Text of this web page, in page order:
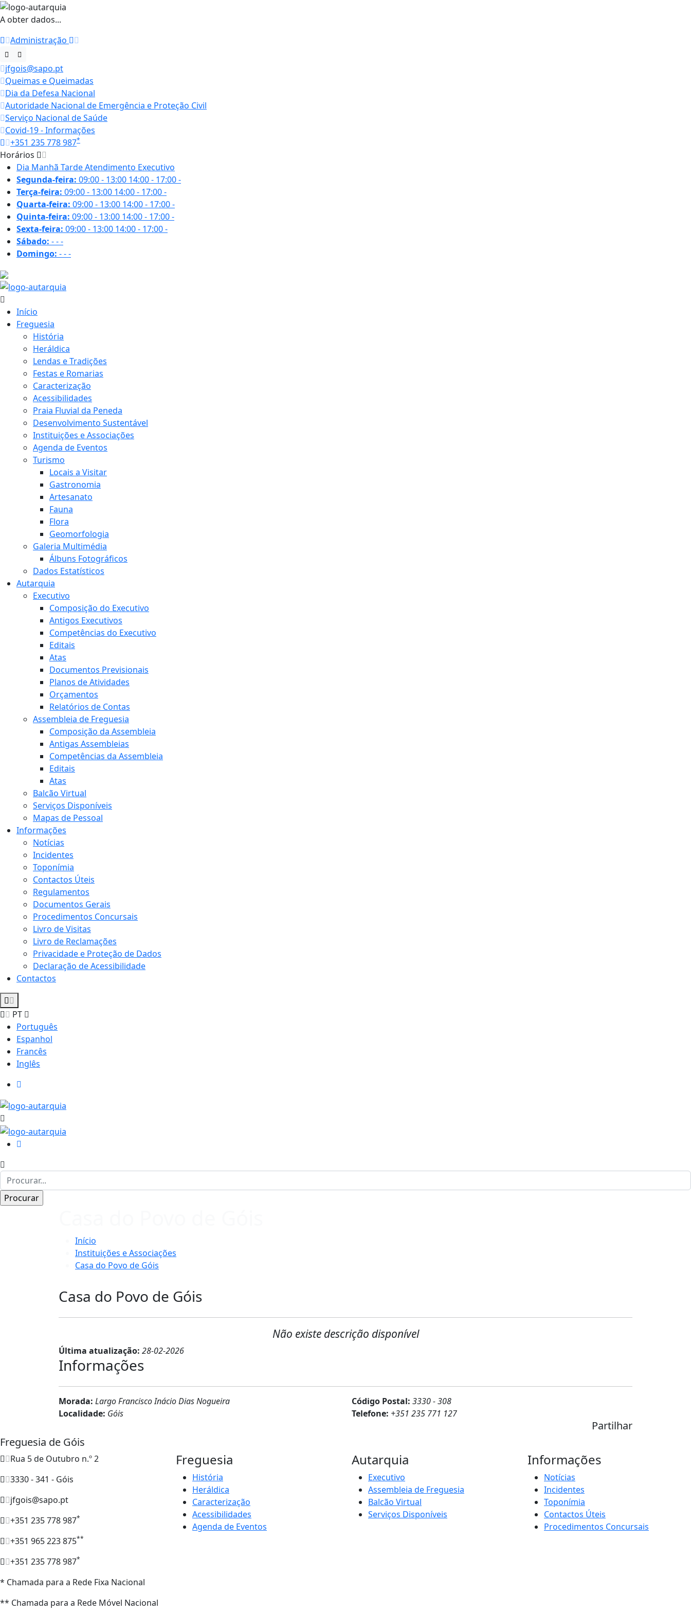
A obter dados...
Administração
jfgois@sapo.pt
Queimas e Queimadas
Dia da Defesa Nacional
Autoridade Nacional de Emergência e Proteção Civil
Serviço Nacional de Saúde
Covid-19 - Informações
+351 235 778 987*
Horários
Dia Manhã TardeAtendimento Executivo
Segunda-feira: 09:00 - 13:00 14:00 - 17:00-
Terça-feira: 09:00 - 13:00 14:00 - 17:00-
Quarta-feira: 09:00 - 13:00 14:00 - 17:00-
Quinta-feira: 09:00 - 13:00 14:00 - 17:00-
Sexta-feira: 09:00 - 13:00 14:00 - 17:00-
Sábado: ---
Domingo: ---
Início
Freguesia
História
Heráldica
Lendas e Tradições
Festas e Romarias
Caracterização
Acessibilidades
Praia Fluvial da Peneda
Desenvolvimento Sustentável
Instituições e Associações
Agenda de Eventos
Turismo
Locais a Visitar
Gastronomia
Artesanato
Fauna
Flora
Geomorfologia
Galeria Multimédia
Álbuns Fotográficos
Dados Estatísticos
Autarquia
Executivo
Composição do Executivo
Antigos Executivos
Competências do Executivo
Editais
Atas
Documentos Previsionais
Planos de Atividades
Orçamentos
Relatórios de Contas
Assembleia de Freguesia
Composição da Assembleia
Antigas Assembleias
Competências da Assembleia
Editais
Atas
Balcão Virtual
Serviços Disponíveis
Mapas de Pessoal
Informações
Notícias
Incidentes
Toponímia
Contactos Úteis
Regulamentos
Documentos Gerais
Procedimentos Concursais
Livro de Visitas
Livro de Reclamações
Privacidade e Proteção de Dados
Declaração de Acessibilidade
Contactos
PT
Português
Espanhol
Francês
Inglês
Início
Instituições e Associações
Casa do Povo de Góis
Casa do Povo de Góis
Não existe descrição disponível
Última atualização: 28-02-2026
Informações
Morada: Largo Francisco Inácio Dias Nogueira Código Postal: 3330 - 308
Localidade: Góis Telefone: +351 235 771 127
Partilhar
Freguesia de Góis
Rua 5 de Outubro n.º 2
3330 - 341 - Góis
jfgois@sapo.pt
+351 235 778 987*
+351 965 223 875**
+351 235 778 987*
* Chamada para a Rede Fixa Nacional
** Chamada para a Rede Móvel Nacional
Freguesia
História
Heráldica
Caracterização
Acessibilidades
Agenda de Eventos
Autarquia
Executivo
Assembleia de Freguesia
Balcão Virtual
Serviços Disponíveis
Informações
Notícias
Incidentes
Toponímia
Contactos Úteis
Procedimentos Concursais